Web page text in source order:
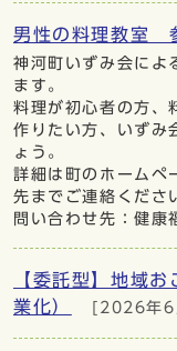
男性の料理教室
神河町いずみ会によ
ます。
料理が初心者の方、
作りたい方、いずみ
ょう。
詳細は町のホームペ
先までご連絡くださ
問い合わせ先：健
【委託型】地域
業化）
[2026年6